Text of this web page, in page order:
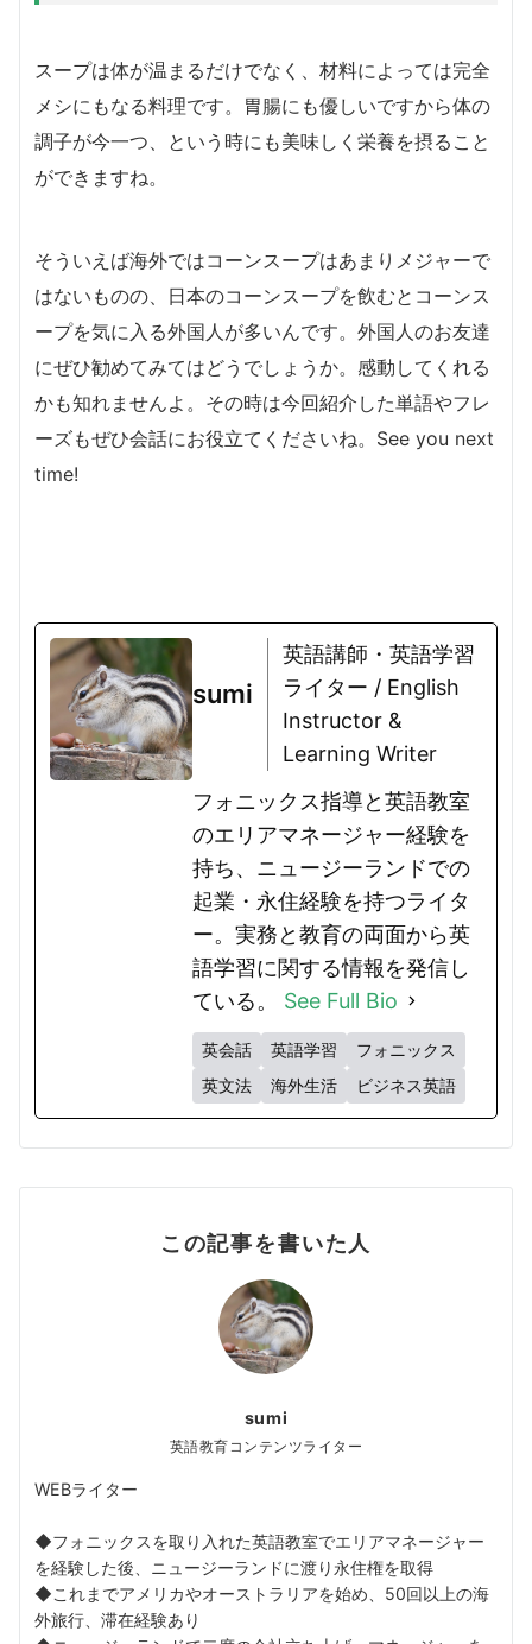
スープは体が温まるだけでなく、材料によっては完全
メシにもなる料理です。胃腸にも優しいですから体の
調子が今一つ、という時にも美味しく栄養を摂ること
ができますね。
そういえば海外ではコーンスープはあまりメジャーで
はないものの、日本のコーンスープを飲むとコーンス
ープを気に入る外国人が多いんです。外国人のお友達
にぜひ勧めてみてはどうでしょうか。感動してくれる
かも知れませんよ。その時は今回紹介した単語やフレ
ーズもぜひ会話にお役立てくださいね。See you next
time!
sumi
英語講師・英語学習
ライター / English
Instructor &
Learning Writer
フォニックス指導と英語教室
のエリアマネージャー経験を
持ち、ニュージーランドでの
起業・永住経験を持つライタ
ー。実務と教育の両面から英
語学習に関する情報を発信し
ている。 See Full Bio
英会話 英語学習
フォニックス
英文法
海外生活 ビジネス英語
この記事を書いた人
sumi
英語教育コンテンツライター
WEBライター
◆フォニックスを取り入れた英語教室でエリアマネージャー
を経験した後、ニュージーランドに渡り永住権を取得
◆これまでアメリカやオーストラリアを始め、50回以上の海
外旅行、滞在経験あり